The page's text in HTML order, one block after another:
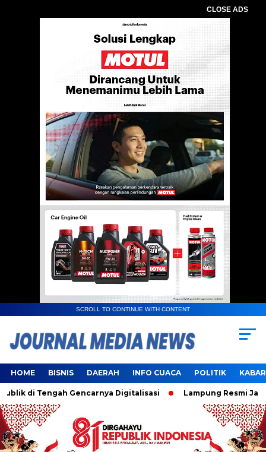
CLOSE ADS
SCROLL TO CONTINUE WITH CONTENT
HOME BISNIS DAERAH INFO CUACA POLITIK
di Tengah Gencarnya Digitalisasi Lampung Resmi Jadi